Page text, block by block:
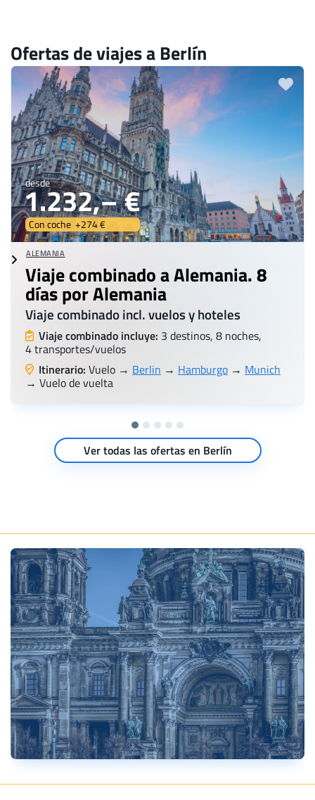
Ofertas de viajes a Berlín
desde
1.232,– €
Con coche +274 €
ALEMANIA
Viaje combinado a Alemania. 8
días por Alemania
Viaje combinado incl. vuelos y hoteles
Viaje combinado incluye: 3 destinos, 8 noches,
4 transportes/vuelos
Itinerario: Vuelo → Berlin → Hamburgo → Munich
→ Vuelo de vuelta
Ver todas las ofertas en Berlín